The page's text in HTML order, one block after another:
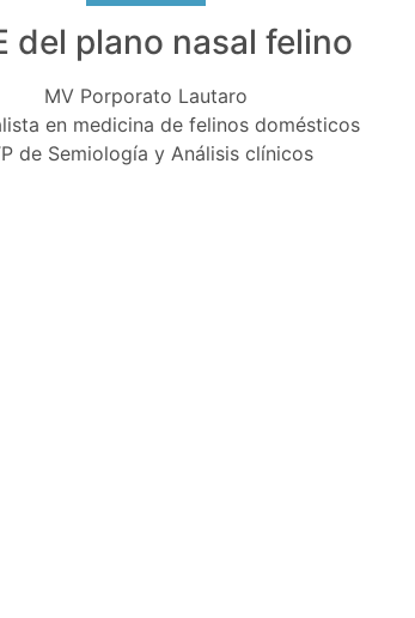
del plano nasal felino
MV Porporato Lautaro
en medicina de felinos domésticos
de Semiología y Análisis clínicos